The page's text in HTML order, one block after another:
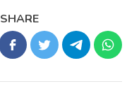
SHARE